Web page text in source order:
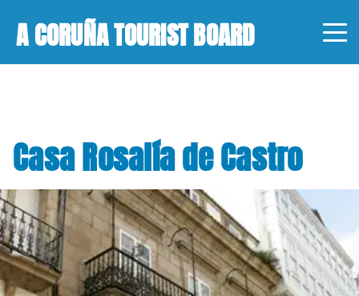
A CORUÑA TOURIST BOARD
Casa Rosalía de Castro